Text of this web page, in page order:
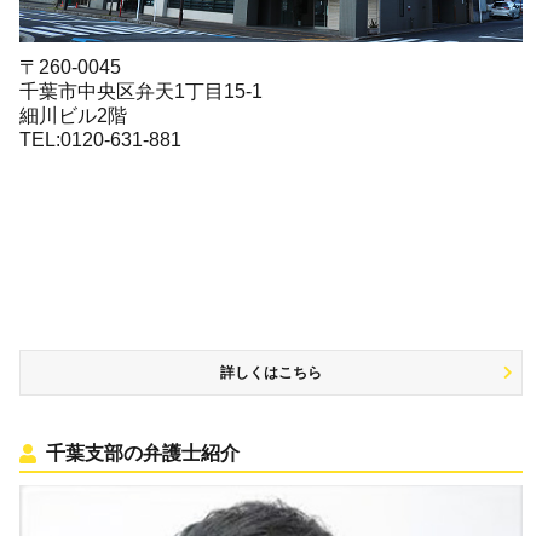
〒260-0045
千葉市中央区弁天1丁目15-1
細川ビル2階
TEL:0120-631-881
詳しくはこちら
千葉支部の弁護士紹介